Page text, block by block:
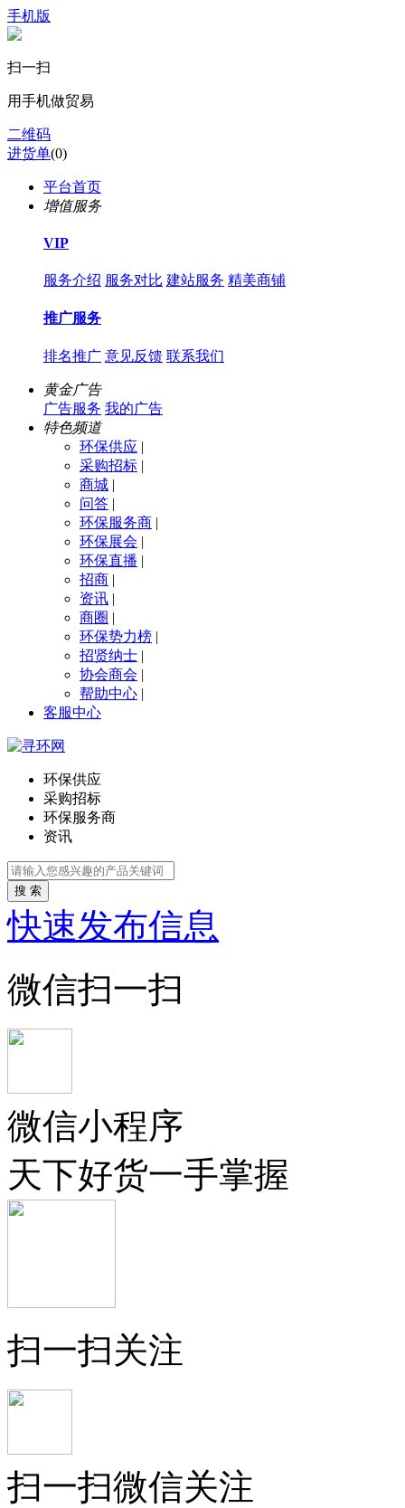
手机版
扫一扫
用手机做贸易
二维码
进货单(0)
平台首页
增值服务
VIP
服务介绍 服务对比 建站服务 精美商铺
推广服务
排名推广 意见反馈 联系我们
黄金广告
广告服务 我的广告
特色频道
环保供应 |
采购招标 |
商城 |
问答 |
环保服务商 |
环保展会 |
环保直播 |
招商 |
资讯 |
商圈 |
环保势力榜 |
招贤纳士 |
协会商会 |
帮助中心 |
客服中心
环保供应
采购招标
环保服务商
资讯
搜 索
快速发布信息
微信扫一扫
微信小程序
天下好货一手掌握
扫一扫关注
扫一扫微信关注